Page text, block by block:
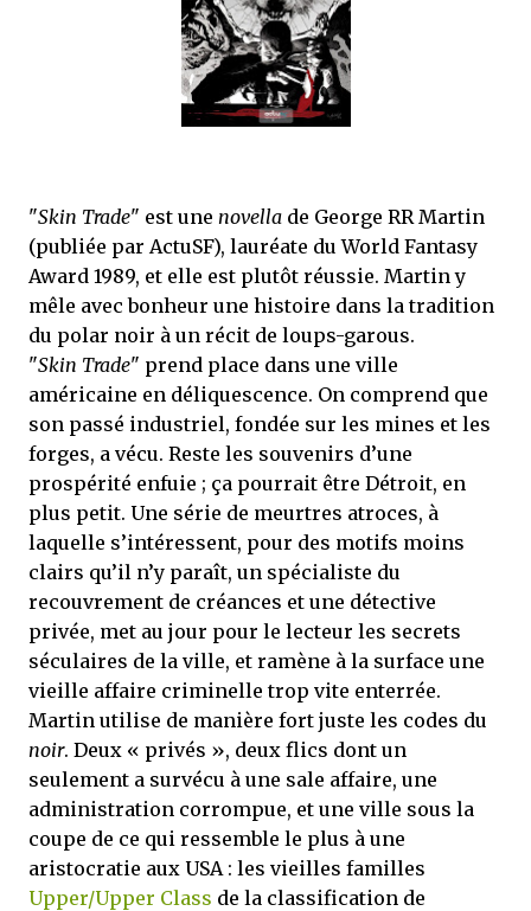
j’ai dit au sujet des tomes précédents : tant l’univers que les protagonistes
"Skin Trade" est une novella de George RR Martin
(publiée par ActuSF), lauréate du World Fantasy
Award 1989, et elle est plutôt réussie. Martin y
mêle avec bonheur une histoire dans la tradition
du polar noir à un récit de loups-garous.
"Skin Trade" prend place dans une ville
américaine en déliquescence. On comprend que
son passé industriel, fondée sur les mines et les
forges, a vécu. Reste les souvenirs d’une
prospérité enfuie ; ça pourrait être Détroit, en
plus petit. Une série de meurtres atroces, à
laquelle s’intéressent, pour des motifs moins
clairs qu’il n’y paraît, un spécialiste du
recouvrement de créances et une détective
privée, met au jour pour le lecteur les secrets
séculaires de la ville, et ramène à la surface une
vieille affaire criminelle trop vite enterrée.
Martin utilise de manière fort juste les codes du
noir. Deux « privés », deux flics dont un
seulement a survécu à une sale affaire, une
administration corrompue, et une ville sous la
coupe de ce qui ressemble le plus à une
aristocratie aux USA : les vieilles familles
Upper/Upper Class de la classification de